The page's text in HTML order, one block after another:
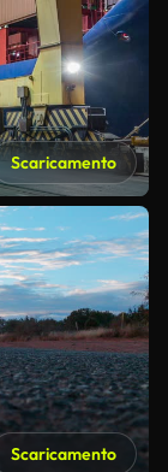
Scaricamento
Scaricamento